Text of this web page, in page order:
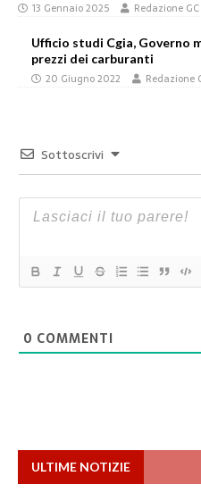
13 Gennaio 2025 Redazione GC
Ufficio studi Cgia, Governo
prezzi dei carburanti
20 Giugno 2022 Redazione
Sottoscrivi
0 COMMENTI
ULTIME NOTIZIE